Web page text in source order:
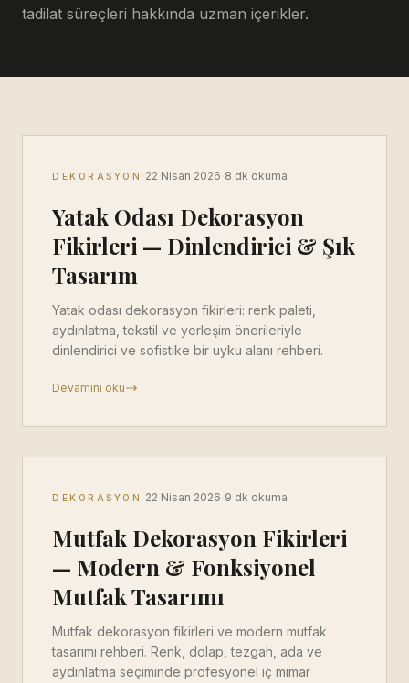
tadilat süreçleri hakkında uzman içerikler.
DEKORASYON 22 Nisan 2026 8 dk okuma
Yatak Odası Dekorasyon
Fikirleri — Dinlendirici & Şık
Tasarım
Yatak odası dekorasyon fikirleri: renk paleti,
aydınlatma, tekstil ve yerleşim önerileriyle
dinlendirici ve sofistike bir uyku alanı rehberi.
Devamını oku
DEKORASYON 22 Nisan 2026 9 dk okuma
Mutfak Dekorasyon Fikirleri
— Modern & Fonksiyonel
Mutfak Tasarımı
Mutfak dekorasyon fikirleri ve modern mutfak
tasarımı rehberi. Renk, dolap, tezgah, ada ve
aydınlatma seçiminde profesyonel iç mimar